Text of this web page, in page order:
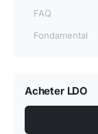
FAQ
Fondamental
Acheter LDO